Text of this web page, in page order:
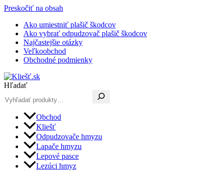
Preskočiť na obsah
Ako umiestniť plašič škodcov
Ako vybrať odpudzovač plašič škodcov
Najčastejšie otázky
Veľkoobchod
Obchodné podmienky
Hľadať
Obchod
Kliešť
Odpudzovače hmyzu
Lapače hmyzu
Lepové pasce
Lezúci hmyz